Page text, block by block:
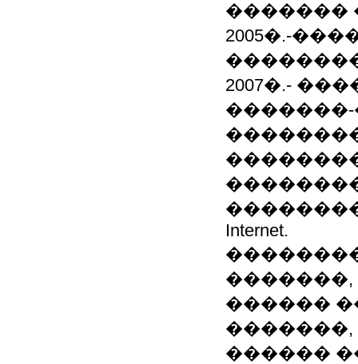
�������
2005�.-
2007�.-
�������-
Internet.
�������,
������
������